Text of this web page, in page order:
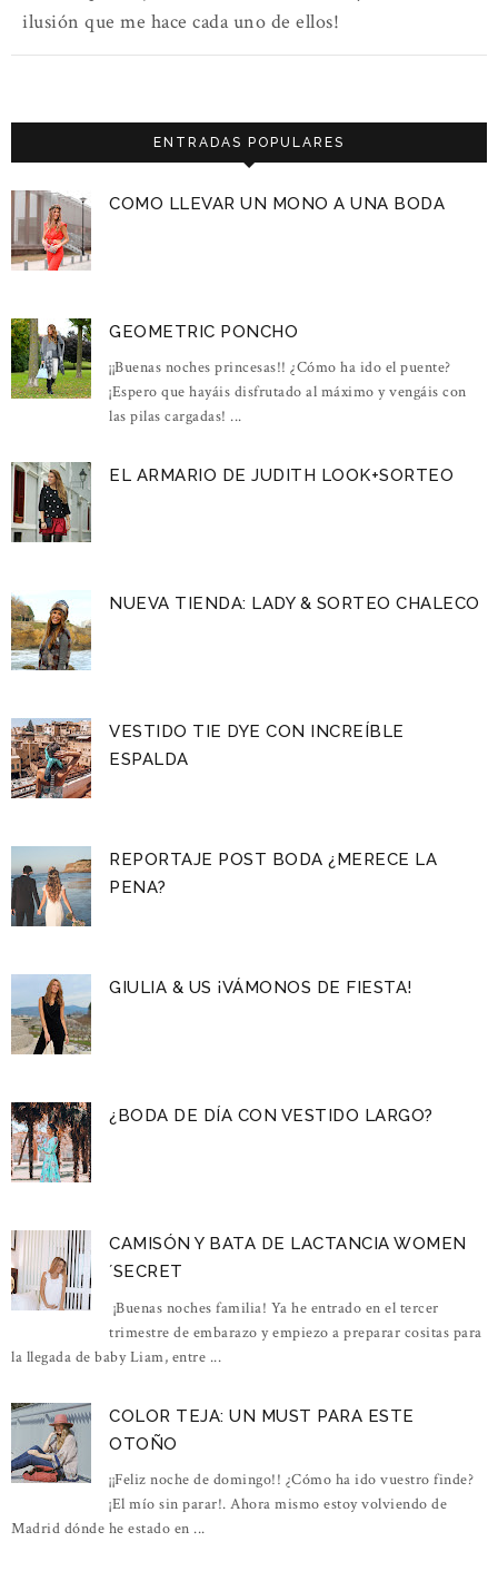
ilusión que me hace cada uno de ellos!
ENTRADAS POPULARES
COMO LLEVAR UN MONO A UNA BODA
GEOMETRIC PONCHO
¡¡Buenas noches princesas!! ¿Cómo ha ido el puente?
¡Espero que hayáis disfrutado al máximo y vengáis con
las pilas cargadas! ...
EL ARMARIO DE JUDITH LOOK+SORTEO
NUEVA TIENDA: LADY & SORTEO CHALECO
VESTIDO TIE DYE CON INCREÍBLE
ESPALDA
REPORTAJE POST BODA ¿MERECE LA
PENA?
GIULIA & US ¡VÁMONOS DE FIESTA!
¿BODA DE DÍA CON VESTIDO LARGO?
CAMISÓN Y BATA DE LACTANCIA WOMEN
´SECRET
¡Buenas noches familia! Ya he entrado en el tercer
trimestre de embarazo y empiezo a preparar cositas para
la llegada de baby Liam, entre ...
COLOR TEJA: UN MUST PARA ESTE
OTOÑO
¡¡Feliz noche de domingo!! ¿Cómo ha ido vuestro finde?
¡El mío sin parar!. Ahora mismo estoy volviendo de
Madrid dónde he estado en ...